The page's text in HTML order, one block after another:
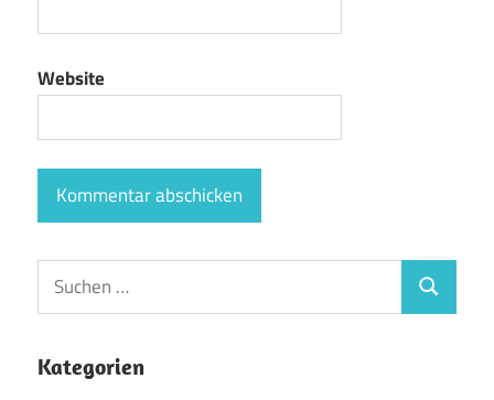
Website
Suchen
nach:
Suchen
Kategorien